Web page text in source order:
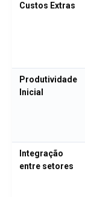
Custos Extras
Produtividade
Inicial
Integração
entre setores